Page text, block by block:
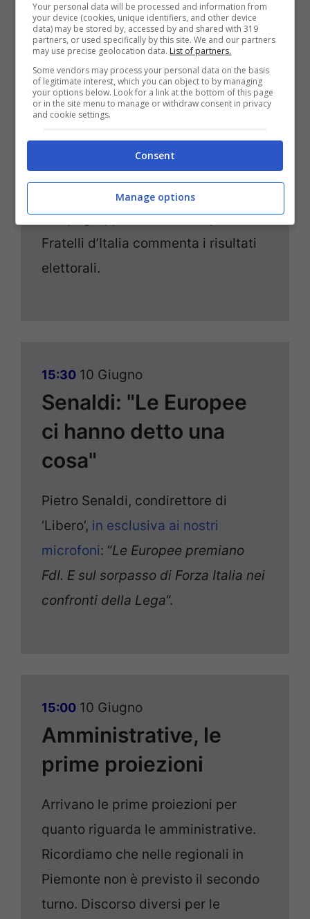
16:00
Europee, Foti: "Schlein
ci ha rallentati? Non so
che pallottoliere usi
Elly"
Il capogruppo alla Camera per
Fratelli d’Italia commenta i risultati
elettorali.
15:30 10 Giugno
Senaldi: "Le Europee
ci hanno detto una
cosa"
Pietro Senaldi, condirettore di
‘Libero’, in esclusiva ai nostri
microfoni: “Le Europee premiano
FdI. E sul sorpasso di Forza Italia nei
confronti della Lega“.
15:00 10 Giugno
Amministrative, le
prime proiezioni
Arrivano le prime proiezioni per
quanto riguarda le amministrative.
Ricordiamo che nelle regionali in
Piemonte non è previsto il secondo
turno. Discorso diversi per le
Your personal data will be processed and information from
your device (cookies, unique identifiers, and other device
data) may be stored by, accessed by and shared with 319
partners, or used specifically by this site. We and our partners
may use precise geolocation data. List of partners.
Some vendors may process your personal data on the basis
of legitimate interest, which you can object to by managing
your options below. Look for a link at the bottom of this page
or in the site menu to manage or withdraw consent in privacy
and cookie settings.
Consent
Manage options